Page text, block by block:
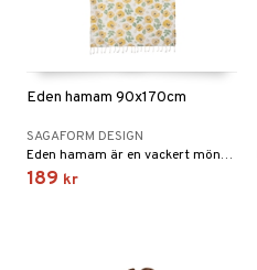
Eden hamam 90x170cm
SAGAFORM DESIGN
Eden hamam är en vackert mönstrad handduk med fransar i tunn, vävd återvunnen bomull (70%) och polyester (30%).
189 kr